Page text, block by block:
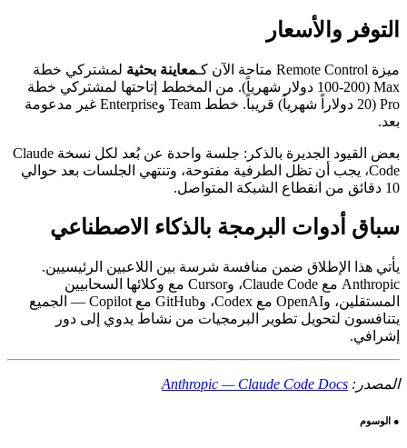
التوفر والأسعار
ميزة Remote Control متاحة الآن كـ معاينة بحثيةلمشتركي خطة
Max (100-200 دولار شهرياً). من المخطط إتاحتها لمشتركي خطة
Pro (20 دولاراً شهرياً) قريباً. خطط Team وEnterprise غير مدعومة
بعد.
بعض القيود الجديرة بالذكر: جلسة واحدة عن بُعد لكل نسخة Claude
Code، يجب أن تظل الطرفية مفتوحة، وتنتهي الجلسات بعد حوالي
10 دقائق من انقطاع الشبكة المتواصل.
سباق أدوات البرمجة بالذكاء الاصطناعي
يأتي هذا الإطلاق ضمن منافسة شرسة بين اللاعبين الرئيسيين.
Anthropic مع Claude Code، وCursor مع وكلائها السحابيين
المستقلين، وOpenAI مع Codex، وGitHub مع Copilot — الجميع
يتنافسون لتحويل تطوير البرمجيات من نشاط يدوي إلى دور
إشرافي.
المصدر: Anthropic — Claude Code Docs
●الوسوم